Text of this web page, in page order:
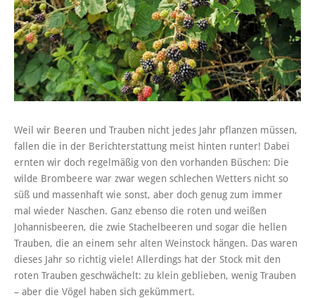
Weil wir Beeren und Trauben nicht jedes Jahr pflanzen müssen,
fallen die in der Berichterstattung meist hinten runter! Dabei
ernten wir doch regelmäßig von den vorhanden Büschen: Die
wilde Brombeere war zwar wegen schlechen Wetters nicht so
süß und massenhaft wie sonst, aber doch genug zum immer
mal wieder Naschen. Ganz ebenso die roten und weißen
Johannisbeeren, die zwie Stachelbeeren und sogar die hellen
Trauben, die an einem sehr alten Weinstock hängen. Das waren
dieses Jahr so richtig viele! Allerdings hat der Stock mit den
roten Trauben geschwächelt: zu klein geblieben, wenig Trauben
– aber die Vögel haben sich gekümmert.